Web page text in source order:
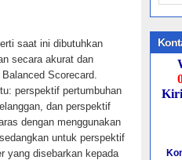
saat ini dibutuhkan
secara akurat dan
Scorecard.
perspektif pertumbuhan
dan perspektif
dengan menggunakan
untuk perspektif
yang disebarkan kepada